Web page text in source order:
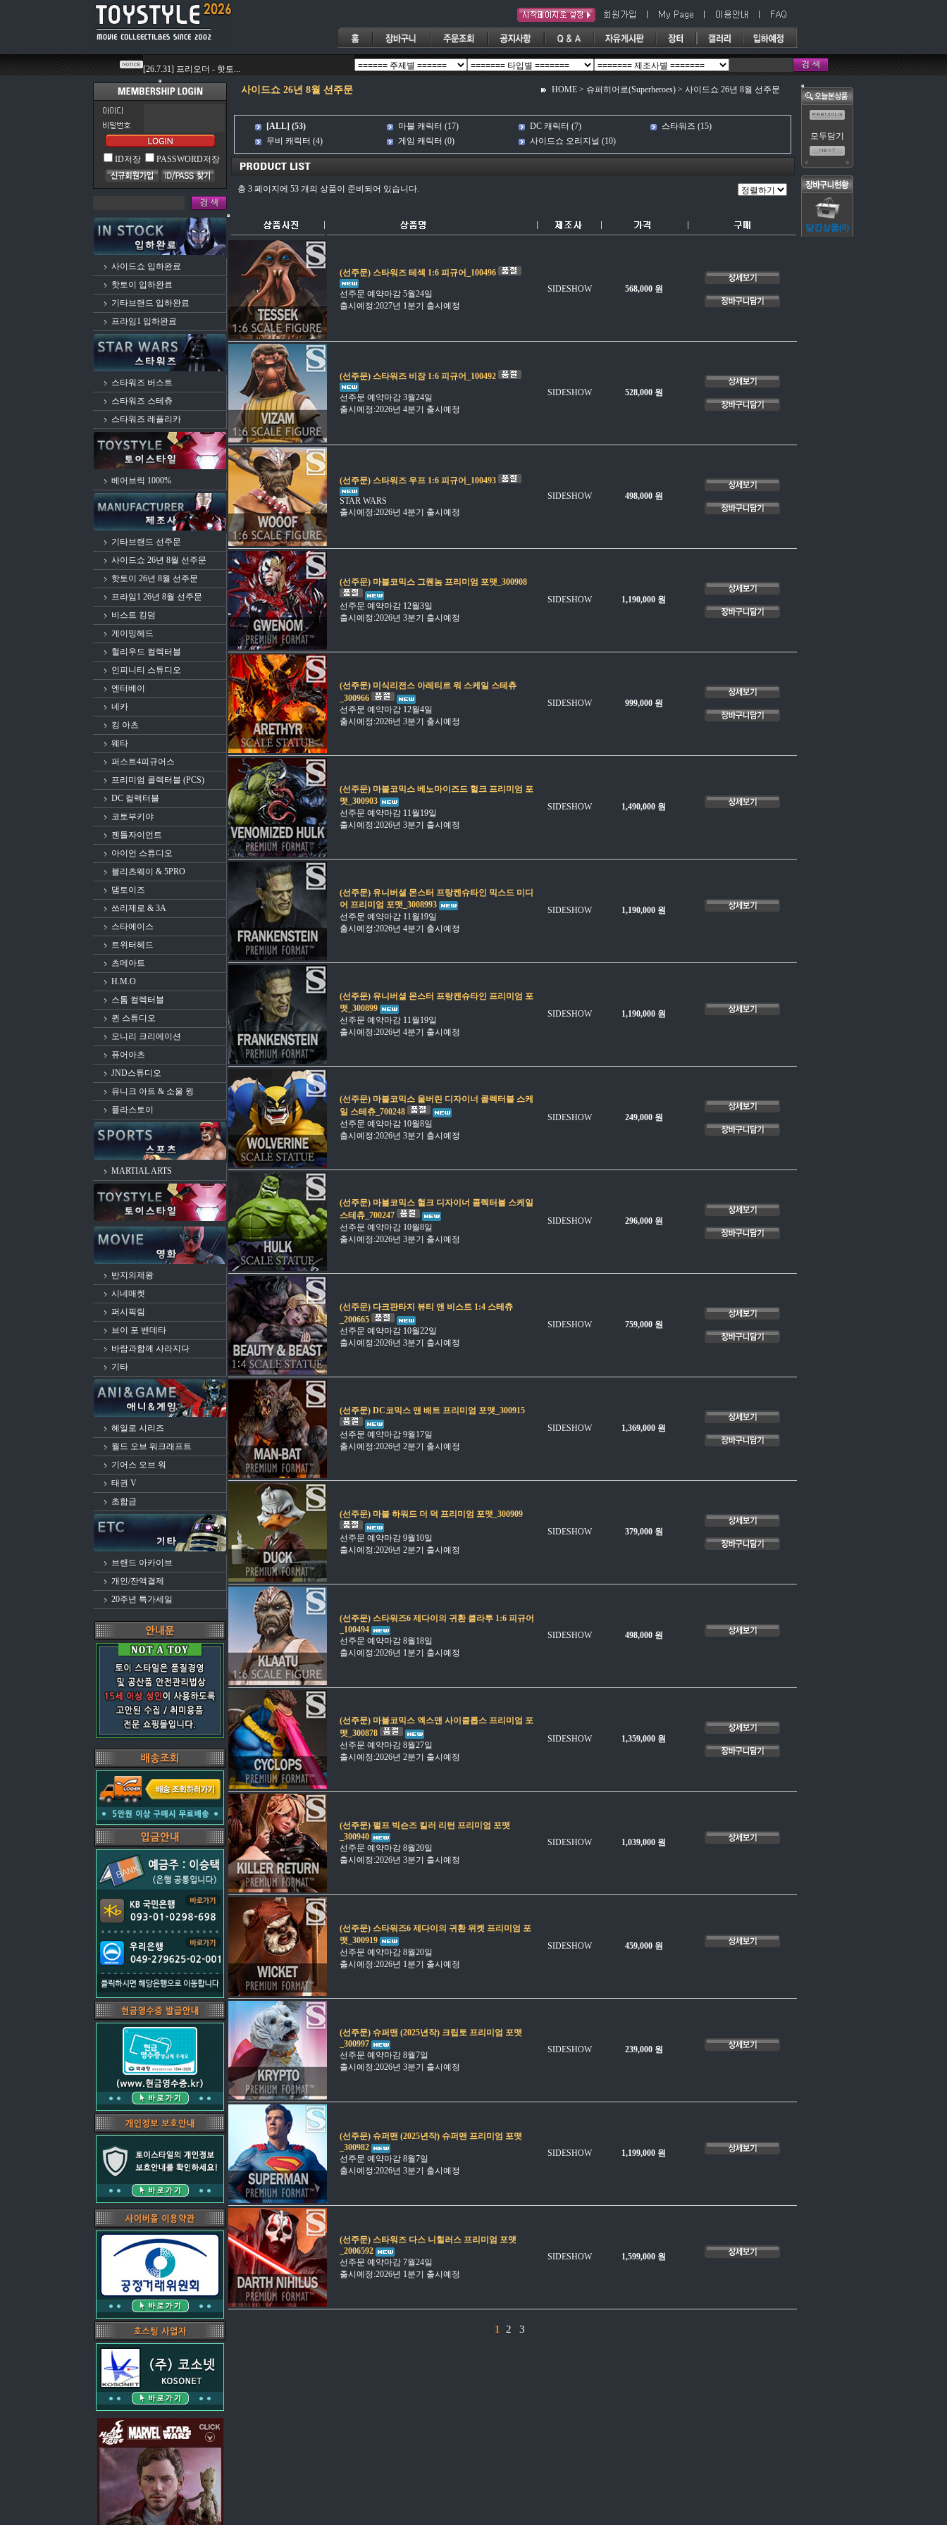
ID저장 PASSWORD저장
사이드쇼 입하완료
핫토이 입하완료
기타브랜드 입하완료
프라임1 입하완료
스타워즈 버스트
스타워즈 스테츄
스타워즈 레플리카
베어브릭 1000%
기타브랜드 선주문
사이드쇼 26년 8월 선주문
핫토이 26년 8월 선주문
프라임1 26년 8월 선주문
비스트 킹덤
게이밍헤드
헐리우드 컬렉터블
인피니티 스튜디오
엔터베이
네카
킹 아츠
웨타
퍼스트4피규어스
프리미엄 콜렉터블 (PCS)
DC 컬렉터블
코토부키야
젠틀자이언트
아이언 스튜디오
블리츠웨이 & 5PRO
댐토이즈
쓰리제로 & 3A
스타에이스
트위터헤드
츠메아트
H.M.O
스톰 컬렉터블
퀸 스튜디오
오니리 크리에이션
퓨어아츠
JND스튜디오
유니크 아트 & 소울 윙
플라스토이
MARTIAL ARTS
반지의제왕
시네매켓
퍼시픽림
브이 포 벤데타
바람과함께 사라지다
기타
헤일로 시리즈
월드 오브 워크래프트
기어스 오브 워
태권 V
초합금
브랜드 아카이브
개인/잔액결제
20주년 특가세일
사이드쇼 26년 8월 선주문 HOME > 슈퍼히어로(Superheroes) > 사이드쇼 26년 8월 선주문
[ALL] (53) 마블 캐릭터 (17) DC 캐릭터 (7) 스타워즈 (15)
무비 캐릭터 (4) 게임 캐릭터 (0) 사이드쇼 오리지널 (10)
총 3 페이지에 53 개의 상품이 준비되어 있습니다.
(선주문) 스타워즈 테섹 1:6 피규어_100496
선주문 예약마감 5월24일
출시예정:2027년 1분기 출시예정
SIDESHOW 568,000 원
(선주문) 스타워즈 비잠 1:6 피규어_100492
선주문 예약마감 3월24일
출시예정:2026년 4분기 출시예정
SIDESHOW 528,000 원
(선주문) 스타워즈 우프 1:6 피규어_100493
STAR WARS
출시예정:2026년 4분기 출시예정
SIDESHOW 498,000 원
(선주문) 마블코믹스 그웬놈 프리미엄 포맷_300908
선주문 예약마감 12월3일
출시예정:2026년 3분기 출시예정
SIDESHOW 1,190,000 원
(선주문) 미식리전스 아레티르 워 스케일 스테츄
_300966
선주문 예약마감 12월4일
출시예정:2026년 3분기 출시예정
SIDESHOW 999,000 원
(선주문) 마블코믹스 베노마이즈드 헐크 프리미엄 포
맷_300903
선주문 예약마감 11월19일
출시예정:2026년 3분기 출시예정
SIDESHOW 1,490,000 원
(선주문) 유니버셜 몬스터 프랑켄슈타인 믹스드 미디
어 프리미엄 포맷_3008993
선주문 예약마감 11월19일
출시예정:2026년 4분기 출시예정
SIDESHOW 1,190,000 원
(선주문) 유니버셜 몬스터 프랑켄슈타인 프리미엄 포
맷_300899
선주문 예약마감 11월19일
출시예정:2026년 4분기 출시예정
SIDESHOW 1,190,000 원
(선주문) 마블코믹스 울버린 디자이너 콜렉터블 스케
일 스테츄_700248
선주문 예약마감 10월8일
출시예정:2026년 3분기 출시예정
SIDESHOW 249,000 원
(선주문) 마블코믹스 헐크 디자이너 콜렉터블 스케일
스테츄_700247
선주문 예약마감 10월8일
출시예정:2026년 3분기 출시예정
SIDESHOW 296,000 원
(선주문) 다크판타지 뷰티 앤 비스트 1:4 스테츄
_200665
선주문 예약마감 10월22일
출시예정:2026년 3분기 출시예정
SIDESHOW 759,000 원
(선주문) DC코믹스 맨 배트 프리미엄 포맷_300915
선주문 예약마감 9월17일
출시예정:2026년 2분기 출시예정
SIDESHOW 1,369,000 원
(선주문) 마블 하워드 더 덕 프리미엄 포맷_300909
선주문 예약마감 9월10일
출시예정:2026년 2분기 출시예정
SIDESHOW 379,000 원
(선주문) 스타워즈6 제다이의 귀환 클라투 1:6 피규어
_100494
선주문 예약마감 8월18일
출시예정:2026년 1분기 출시예정
SIDESHOW 498,000 원
(선주문) 마블코믹스 엑스맨 사이클롭스 프리미엄 포
맷_300878
선주문 예약마감 8월27일
출시예정:2026년 2분기 출시예정
SIDESHOW 1,359,000 원
(선주문) 펄프 빅슨즈 킬러 리턴 프리미엄 포맷
_300940
선주문 예약마감 8월20일
출시예정:2026년 3분기 출시예정
SIDESHOW 1,039,000 원
(선주문) 스타워즈6 제다이의 귀환 위켓 프리미엄 포
맷_300919
선주문 예약마감 8월20일
출시예정:2026년 1분기 출시예정
SIDESHOW 459,000 원
(선주문) 슈퍼맨 (2025년작) 크립토 프리미엄 포맷
_300997
선주문 예약마감 8월7일
출시예정:2026년 3분기 출시예정
SIDESHOW 239,000 원
(선주문) 슈퍼맨 (2025년작) 슈퍼맨 프리미엄 포맷
_300982
선주문 예약마감 8월7일
출시예정:2026년 3분기 출시예정
SIDESHOW 1,199,000 원
(선주문) 스타워즈 다스 니힐러스 프리미엄 포맷
_2006592
선주문 예약마감 7월24일
출시예정:2026년 1분기 출시예정
SIDESHOW 1,599,000 원
1 2 3